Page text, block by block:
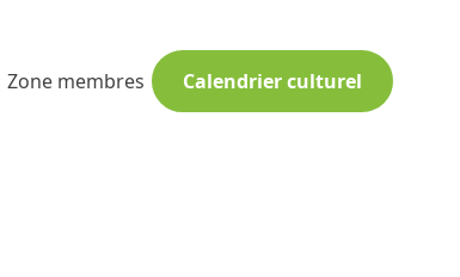
Zone membres Calendrier culturel